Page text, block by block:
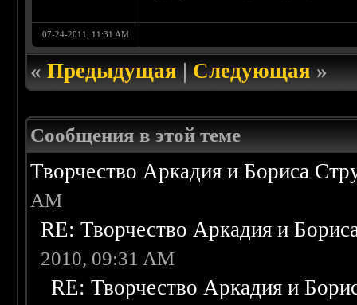
07-24-2011, 11:31 AM
«Предыдущая|Следующая»
Сообщения в этой теме
Творчество Аркадия и Бориса
AM
RE: Творчество Аркадия и
2010, 09:31 AM
RE: Творчество Аркадия и